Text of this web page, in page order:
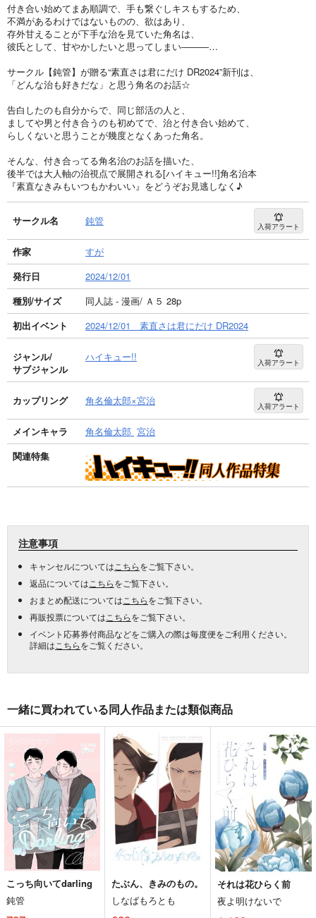
付き合い始めてまあ順調で、手も繋ぐしキスもするため、
不満があるわけではないものの、欲はあり、
存外甘えることが下手な治を見ていた角名は、
彼氏として、甘やかしたいと思ってしまい―――…
サークル【鈍管】が贈る“素直さは君にだけ DR2024”新刊は、
「どんな治も好きだな」と思う角名のお話☆
告白したのも自分からで、同じ部活の人と、
ましてや男と付き合うのも初めてで、治と付き合い始めて、
らしくないと思うことが幾度となくあった角名。
そんな、付き合ってる角名治のお話を描いた、
後半では大人軸の治視点で展開される[ハイキュー!!]角名治本
『素直なきみもいつもかわいい』をどうぞお見逃しなく♪
サークル名 鈍管 入荷アラート
作家
すが
発行日
2024/12/01
種別/サイズ
同人誌 - 漫画/ Ａ５ 28p
初出イベント
2024/12/01 素直さは君にだけ DR2024
ジャンル/
サブジャンル
ハイキュー!! 入荷アラート
カップリング 角名倫太郎×宮治 入荷アラート
メインキャラ 角名倫太郎 宮治
関連特集
注意事項
キャンセルについては こちらをご覧下さい。
返品については こちらをご覧下さい。
おまとめ配送については こちらをご覧下さい。
再販投票については こちらをご覧下さい。
イベント応募券付商品などをご購入の際は毎度便をご利用ください。
詳細は こちらをご覧ください。
一緒に買われている同人作品または類似商品
こっち向いてdarling
鈍管
たぶん、きみのもの。
しなばもろとも
それは花ひらく前
夜よ明けないで